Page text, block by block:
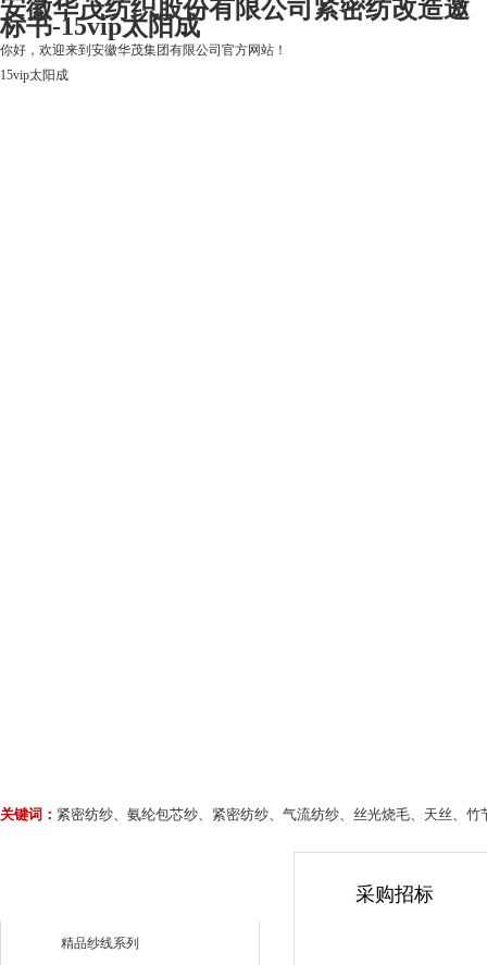
安徽华茂纺织股份有限公司紧密纺改造邀
标书-15vip太阳成
你好，欢迎来到安徽华茂集团有限公司官方网站！
15vip太阳成
关键词： 紧密纺纱、氨纶包芯纱、紧密纺纱、气流纺纱、丝光烧毛、天丝、
精品纱线系列
采购招标